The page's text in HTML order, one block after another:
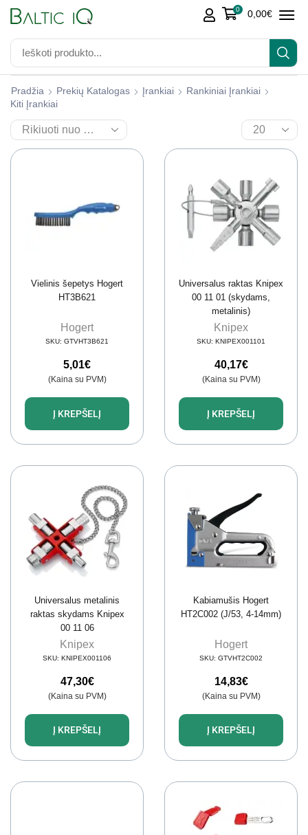
0 0,00€
Pradžia Prekių Katalogas Įrankiai
Rankiniai Įrankiai
Kiti Įrankiai
Vielinis šepetys Hogert
HT3B621
Hogert
SKU: GTVHT3B621
5,01€
(Kaina su PVM)
Į KREPŠELĮ
Universalus raktas Knipex
00 11 01 (skydams,
metalinis)
Knipex
SKU: KNIPEX001101
40,17€
(Kaina su PVM)
Į KREPŠELĮ
Universalus metalinis
raktas skydams Knipex
00 11 06
Knipex
SKU: KNIPEX001106
47,30€
(Kaina su PVM)
Į KREPŠELĮ
Kabiamušis Hogert
HT2C002 (J/53, 4-14mm)
Hogert
SKU: GTVHT2C002
14,83€
(Kaina su PVM)
Į KREPŠELĮ